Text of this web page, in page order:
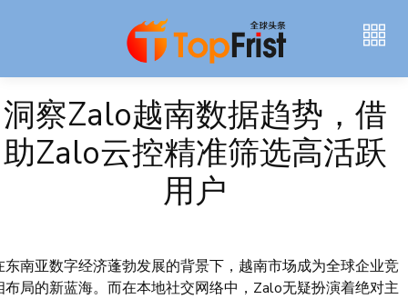
洞察Zalo越南数据趋势，借
助Zalo云控精准筛选高活跃
用户
东南亚数字经济蓬勃发展的背景下，越南市场成为全球企业竞
布局的新蓝海。而在本地社交网络中，Zalo无疑扮演着绝对主